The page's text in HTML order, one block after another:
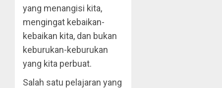
yang menangisi kita,
mengingat kebaikan-
kebaikan kita, dan bukan
keburukan-keburukan
yang kita perbuat.
Salah satu pelajaran yang